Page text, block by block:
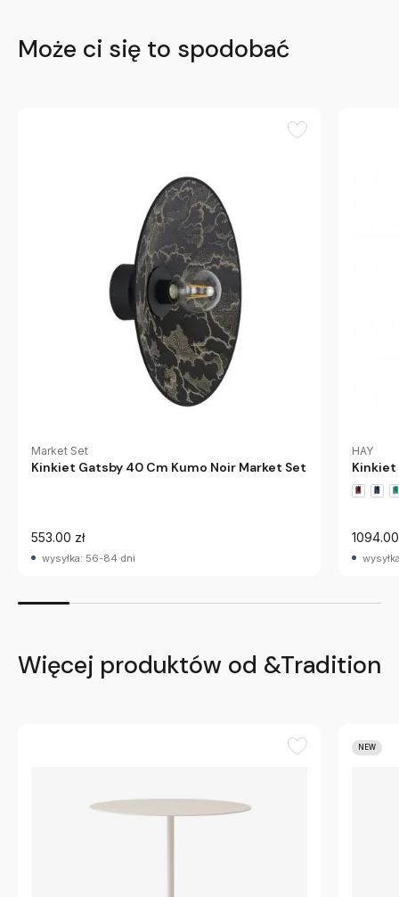
Może ci się to spodobać
Market Set
Kinkiet Gatsby 40 Cm Kumo Noir Market Set
553.00 zł
wysyłka: 56-84 dni
HAY
Kinkiet
1094.00
Więcej produktów od &Tradition
NEW